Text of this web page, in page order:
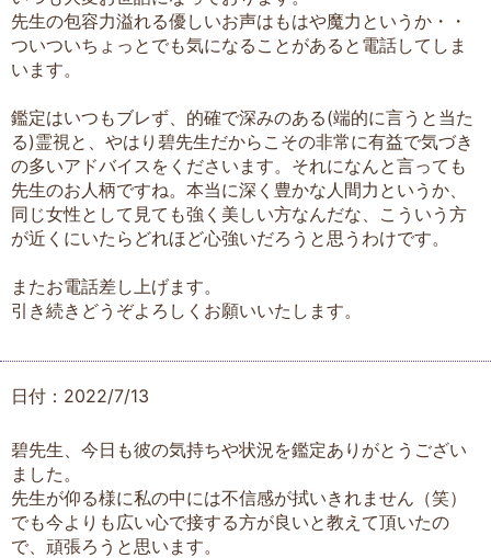
先生の包容力溢れる優しいお声はもはや魔力というか・・
ついついちょっとでも気になることがあると電話してしま
います。
鑑定はいつもブレず、的確で深みのある(端的に言うと当た
る)霊視と、やはり碧先生だからこその非常に有益で気づき
の多いアドバイスをくださいます。それになんと言っても
先生のお人柄ですね。本当に深く豊かな人間力というか、
同じ女性として見ても強く美しい方なんだな、こういう方
が近くにいたらどれほど心強いだろうと思うわけです。
またお電話差し上げます。
引き続きどうぞよろしくお願いいたします。
日付：2022/7/13
碧先生、今日も彼の気持ちや状況を鑑定ありがとうござい
ました。
先生が仰る様に私の中には不信感が拭いきれません（笑）
でも今よりも広い心で接する方が良いと教えて頂いたの
で、頑張ろうと思います。